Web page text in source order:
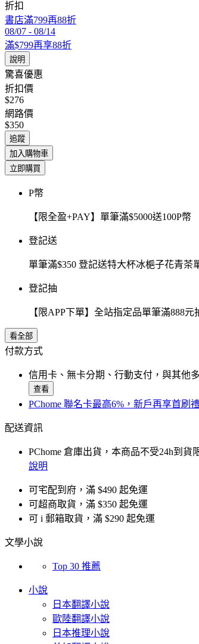
折扣
書店滿799再88折
08/07 - 08/14
滿$799再享88折
說明
驚喜優惠
折扣價
$276
網路價
$350
追蹤
加入購物車
立即購買
P幣
【限全盈+PAY】單筆滿$5000送100P幣
登記送
單筆滿$350 登記送特大杯冰梔子花青
登記抽
【限APP下單】全站指定品單筆滿888
看全部
付款方式
信用卡、無卡分期、行動支付，與其他
查看
PChome 聯名卡最高6%，新戶再享首刷
配送資訊
PChome 倉庫出貨，本商品不受24h到貨
說明
可宅配到府，滿 $490 起免運
可超商取貨，滿 $350 起免運
可 i 郵箱取貨，滿 $290 起免運
文學小說
Top 30 推薦
小說
日本翻譯小說
歐陸翻譯小說
日本推理小說